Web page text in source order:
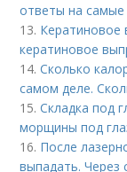
ответы на
13. Кератиновое
кератиновое
14.Сколько
самом деле.
15.Складка под
морщины под
16. После
выпадать. Через